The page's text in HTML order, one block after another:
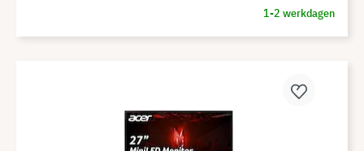
1-2 werkdagen